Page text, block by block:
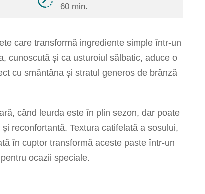
60 min.
care transformă ingrediente simple într-un
cunoscută și ca usturoiul sălbatic, aduce o
cu smântâna și stratul generos de brânză
când leurda este în plin sezon, dar poate
reconfortantă. Textura catifelată a sosului,
în cuptor transformă aceste paste într-un
ocazii speciale.